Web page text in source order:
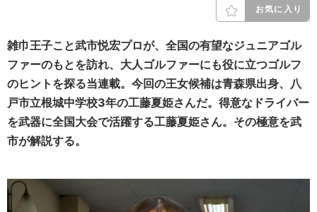
お気に入り
雑巾王子こと武市悦宏プロが、全国の有望なジュニアゴル
ファーのもとを訪れ、大人ゴルファーにも役に立つゴルフ
のヒントを探る当連載。今回の王女候補は青森県出身、八
戸市立根城中学校3年の工藤夏姫さんだ。得意なドライバー
を武器に全国大会で活躍する工藤夏姫さん。その極意を武
市が解説する。